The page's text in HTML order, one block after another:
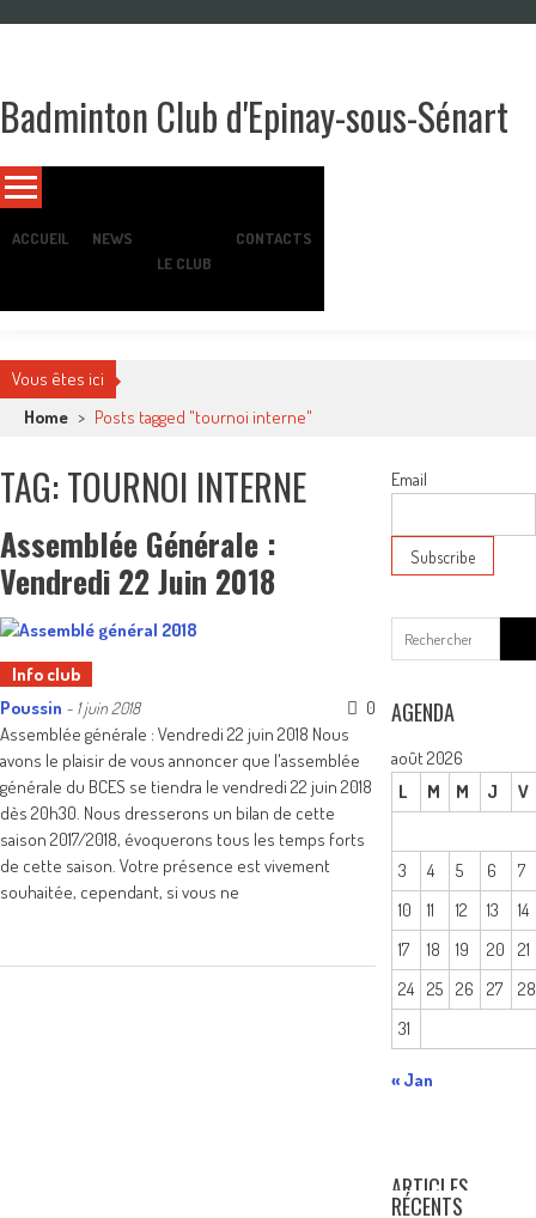
Badminton Club d'Epinay-sous-Sénart
ACCUEIL
NEWS
LE CLUB
CONTACTS
Vous êtes ici
Home > Posts tagged "tournoi interne"
TAG: TOURNOI INTERNE
Assemblée Générale :
Vendredi 22 Juin 2018
Info club
Poussin - 1 juin 2018
0
Assemblée générale : Vendredi 22 juin 2018 Nous
avons le plaisir de vous annoncer que l'assemblée
générale du BCES se tiendra le vendredi 22 juin 2018
dès 20h30. Nous dresserons un bilan de cette
saison 2017/2018, évoquerons tous les temps forts
de cette saison. Votre présence est vivement
souhaitée, cependant, si vous ne
Email
for:
AGENDA
août 2026
L
M M J V
3 4 5 6
7
10
11 12 13
14
17
18 19 20
21
24 25 26 27
28
31
« Jan
ARTICLES
RÉCENTS